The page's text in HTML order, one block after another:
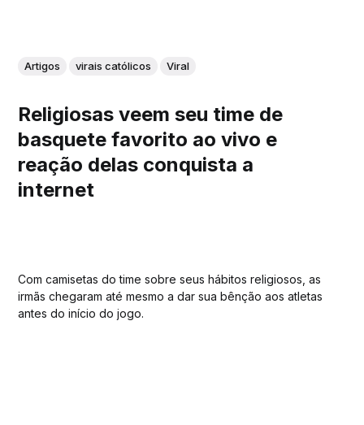
Artigos virais católicos Viral
Religiosas veem seu time de
basquete favorito ao vivo e
reação delas conquista a
internet
Com camisetas do time sobre seus hábitos religiosos, as
irmãs chegaram até mesmo a dar sua bênção aos atletas
antes do início do jogo.